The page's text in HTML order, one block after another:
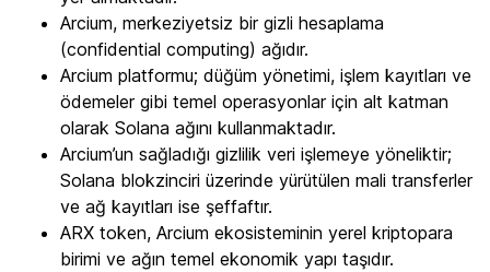
Arcium, merkeziyetsiz bir gizli hesaplama
(confidential computing) ağıdır.
Arcium platformu; düğüm yönetimi, işlem kayıtları ve
ödemeler gibi temel operasyonlar için alt katman
olarak Solana ağını kullanmaktadır.
Arcium’un sağladığı gizlilik veri işlemeye yöneliktir;
Solana blokzinciri üzerinde yürütülen mali transferler
ve ağ kayıtları ise şeffaftır.
ARX token, Arcium ekosisteminin yerel kriptopara
birimi ve ağın temel ekonomik yapı taşıdır.